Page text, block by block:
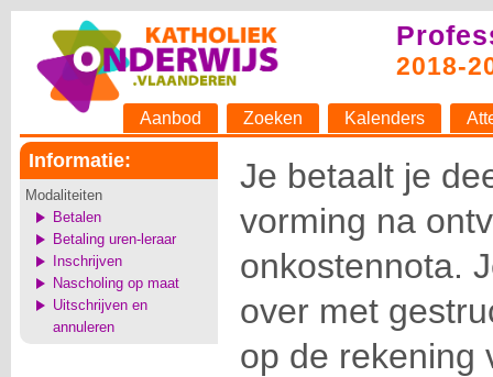
2018-
Aanbod Zoeken Kalenders
Informatie:
Modaliteiten
Betalen
Betaling uren-leraar
Inschrijven
Nascholing op maat
Uitschrijven en
annuleren
Je betaalt je
vorming na
onkostennota.
over met
op de rekening